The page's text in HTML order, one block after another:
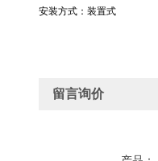
安装方式：装置式
留言询价